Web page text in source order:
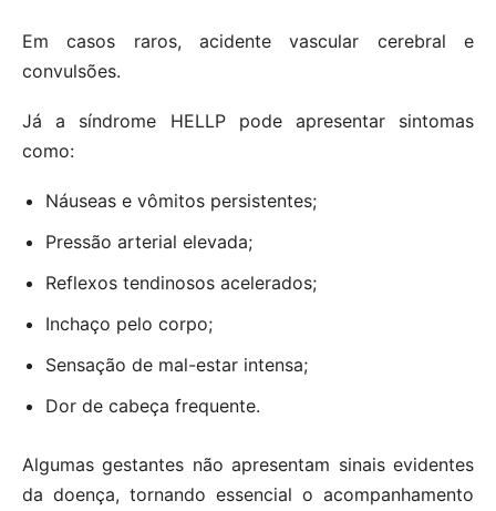
Em casos raros, acidente vascular cerebral e
convulsões.
Já a síndrome HELLP pode apresentar sintomas
como:
Náuseas e vômitos persistentes;
Pressão arterial elevada;
Reflexos tendinosos acelerados;
Inchaço pelo corpo;
Sensação de mal-estar intensa;
Dor de cabeça frequente.
Algumas gestantes não apresentam sinais evidentes
da doença, tornando essencial o acompanhamento